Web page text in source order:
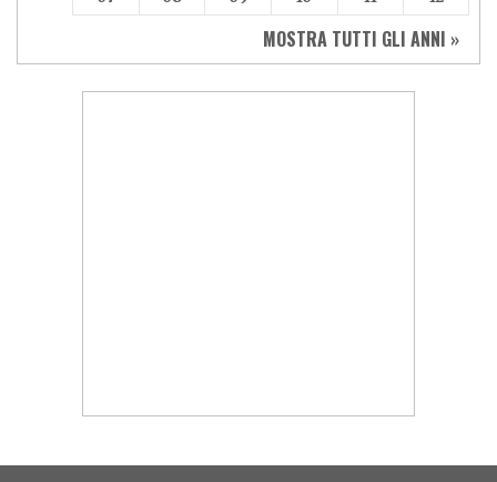
MOSTRA TUTTI GLI ANNI »